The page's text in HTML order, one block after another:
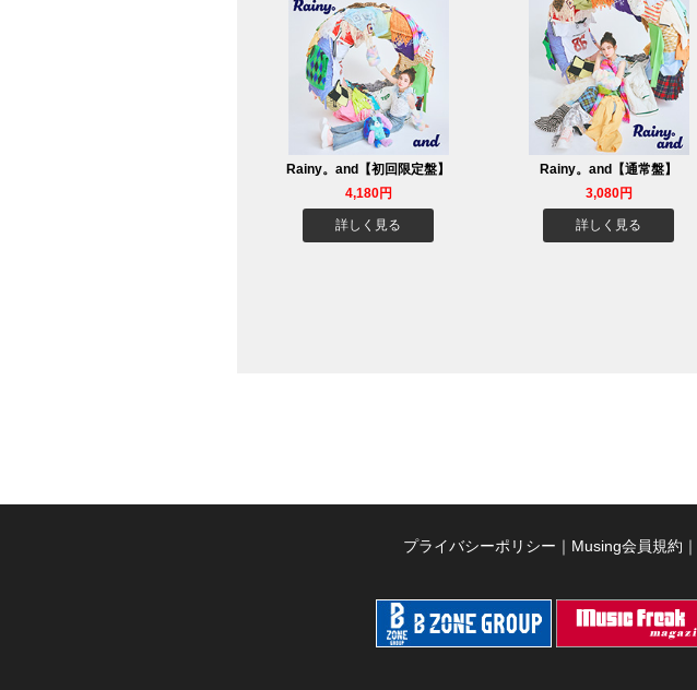
Rainy。and【初回限定盤】
4,180円
詳しく見る
Rainy。and【通常盤】
3,080円
詳しく見る
プライバシーポリシー ｜ Musing会員規約 ｜